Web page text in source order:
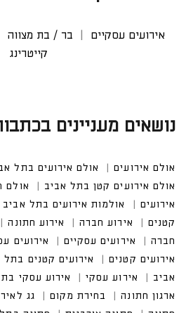
אירועים עסקיים בר / בת מצווה
קייטרינג
נושאים מעניינים
אולם אירועים אולם אירועים בתל
אולם אירועים קטן בתל אביב
אולם
עים
אולמות אירועים בתל אביב
אירוע חברה
אירוע חתונה
אירועים עסקיים
אירועים עסקיים בתל
אירועים קטנים בתל אביב
אירוע עסקי בתל אביב